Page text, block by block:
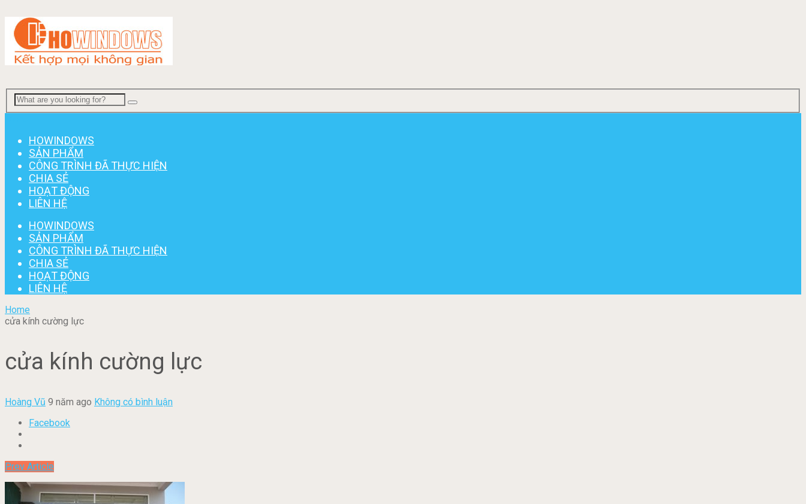
HOWINDOWS
SẢN PHẨM
CÔNG TRÌNH ĐÃ THỰC HIỆN
CHIA SẺ
HOẠT ĐỘNG
LIÊN HỆ
HOWINDOWS
SẢN PHẨM
CÔNG TRÌNH ĐÃ THỰC HIỆN
CHIA SẺ
HOẠT ĐỘNG
LIÊN HỆ
Home
cửa kính cường lực
cửa kính cường lực
Hoàng Vũ 9 năm ago Không có bình luận
Facebook
Prev Article